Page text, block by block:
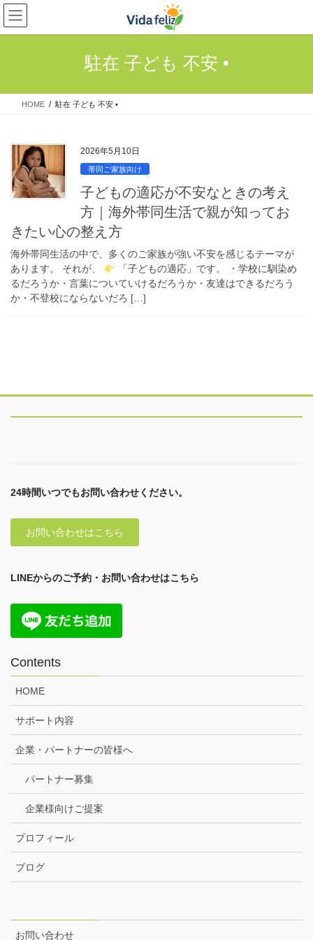
コ
ン
テ
ス
ナ
ビ
ゲ
ン
駐在 子ども 不安 •
HOME 駐在 子ども 不安 •
2026年5月10日
帯同ご家族向け
子どもの適応が不安なときの考え
方｜海外帯同生活で親が知ってお
きたい心の整え方
海外帯同生活の中で、多くのご家族が強い不安を感じるテーマが
あります。 それが、
「子どもの適応」です。 ・学校に馴染め
るだろうか・言葉についていけるだろうか・友達はできるだろう
か・不登校にならないだろ […]
24時間いつでもお問い合わせください。
お問い合わせはこちら
LINEからのご予約・お問い合わせはこちら
Contents
HOME
サポート内容
企業・パートナーの皆様へ
パートナー募集
企業様向けご提案
プロフィール
ブログ
お問い合わせ